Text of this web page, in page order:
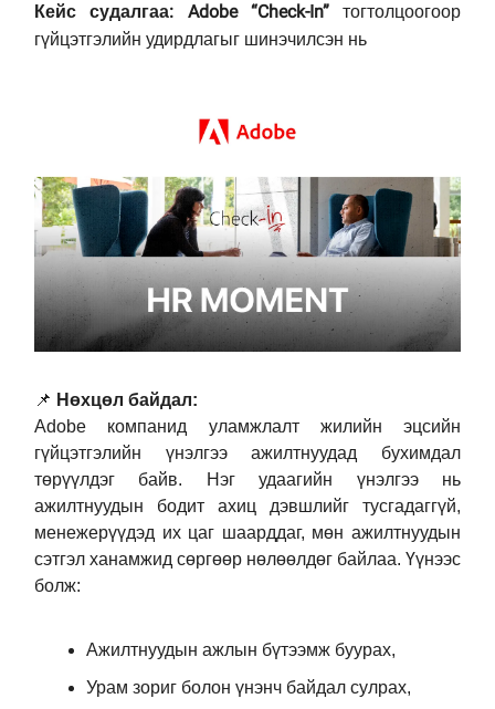
Кейс судалгаа: Adobe “Check-In”тогтолцоогоор
гүйцэтгэлийн удирдлагыг шинэчилсэн нь
📌 Нөхцөл байдал:
Adobe компанид уламжлалт жилийн эцсийн
гүйцэтгэлийн үнэлгээ ажилтнуудад бухимдал
төрүүлдэг байв. Нэг удаагийн үнэлгээ нь
ажилтнуудын бодит ахиц дэвшлийг тусгадаггүй,
менежерүүдэд их цаг шаарддаг, мөн ажилтнуудын
сэтгэл ханамжид сөргөөр нөлөөлдөг байлаа. Үүнээс
болж:
Ажилтнуудын ажлын бүтээмж буурах,
Урам зориг болон үнэнч байдал сулрах,